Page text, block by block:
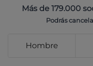
Más de 179.000
Podrás
Hombre